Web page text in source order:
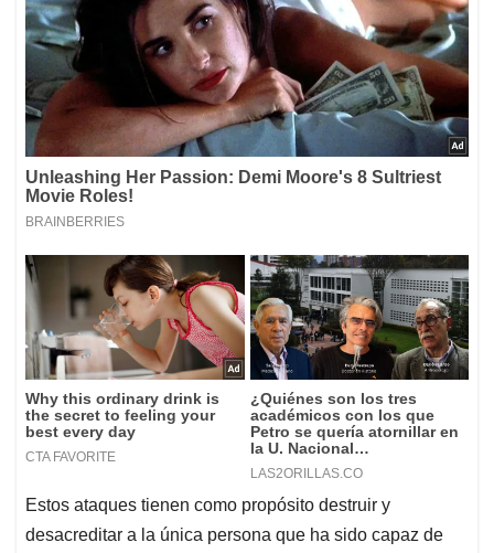
Estos ataques tienen como propósito destruir y
desacreditar a la única persona que ha sido capaz de